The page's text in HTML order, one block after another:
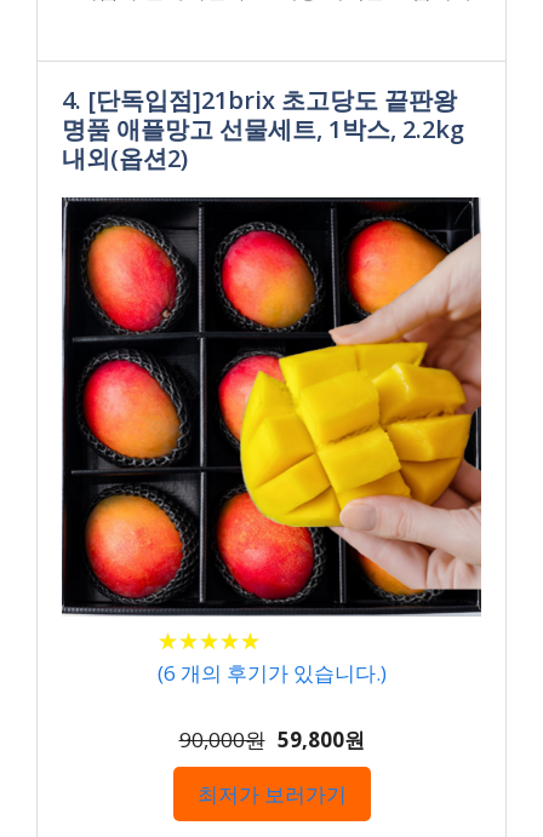
4. [단독입점]21brix 초고당도 끝판왕
명품 애플망고 선물세트, 1박스, 2.2kg
내외(옵션2)
★★★★★
★★★★★
(6 개의 후기가 있습니다.)
90,000원 59,800원
최저가 보러가기